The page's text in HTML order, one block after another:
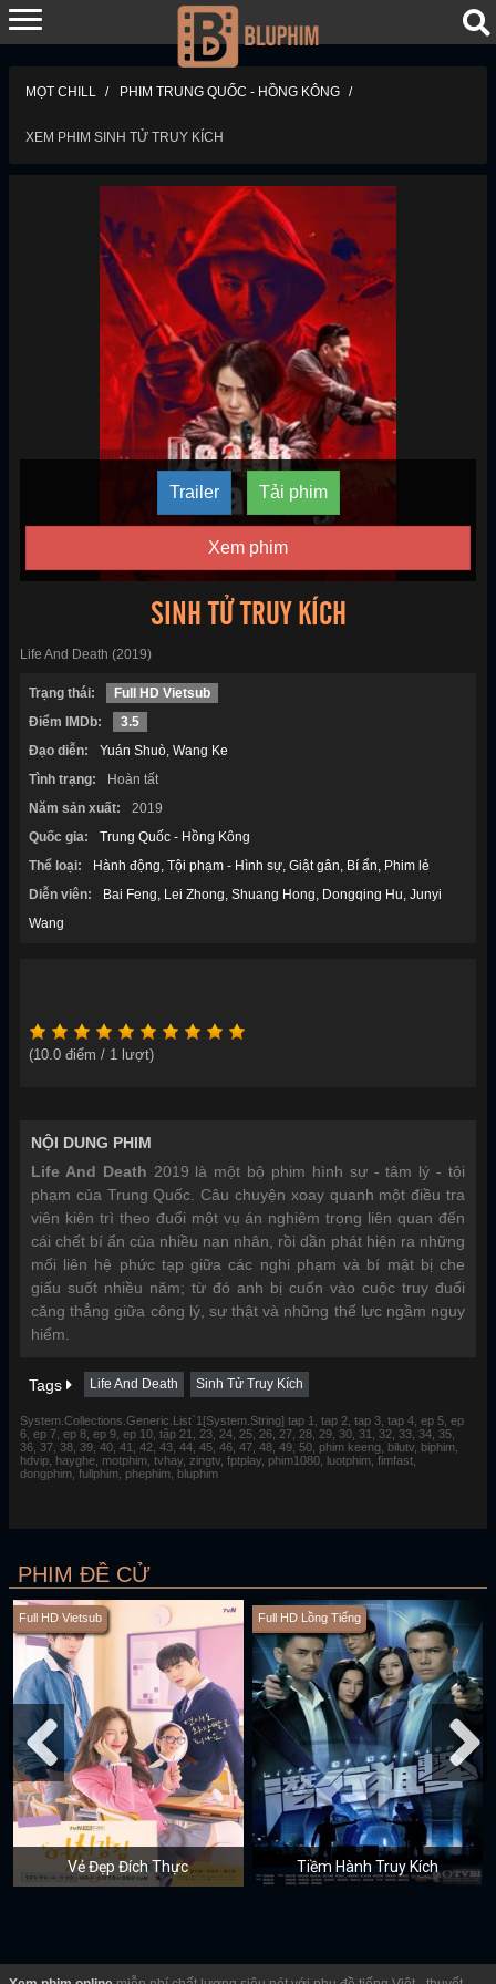
MỌT CHILL PHIM TRUNG QUỐC - HỒNG KÔNG
XEM PHIM SINH TỬ TRUY KÍCH
Trailer Tải phim
Xem phim
SINH TỬ TRUY KÍCH
Life And Death (2019)
Trạng thái:
Full HD Vietsub
Điểm IMDb:
3.5
Đạo diễn:
Yuán Shuò Wang Ke
Tình trạng:
Hoàn tất
Năm sản xuất:
2019
Quốc gia:
Trung Quốc - Hồng Kông
Thể loại:
Hành động Tội phạm - Hình sự Giật gân Bí ẩn
Phim lẻ
Diễn viên:
Bai Feng Lei Zhong Shuang Hong Dongqing Hu Junyi
Wang
(10.0 điểm / 1 lượt)
NỘI DUNG PHIM
Life And Death 2019 là một bộ phim hình sự - tâm lý - tội
phạm của Trung Quốc. Câu chuyện xoay quanh một điều tra
viên kiên trì theo đuổi một vụ án nghiêm trọng liên quan đến
cái chết bí ẩn của nhiều nạn nhân, rồi dần phát hiện ra những
mối liên hệ phức tạp giữa các nghi phạm và bí mật bị che
giấu suốt nhiều năm; từ đó anh bị cuốn vào cuộc truy đuổi
căng thẳng giữa công lý, sự thật và những thế lực ngầm nguy
hiểm.
Tags Life And Death Sinh Tử Truy Kích
System.Collections.Generic.List`1[System.String] tap 1, tap 2, tap 3, tap 4, ep 5, ep
6, ep 7, ep 8, ep 9, ep 10, tập 21, 23, 24, 25, 26, 27, 28, 29, 30, 31, 32, 33, 34, 35,
36, 37, 38, 39, 40, 41, 42, 43, 44, 45, 46, 47, 48, 49, 50, phim keeng, bilutv, biphim,
hdvip, hayghe, motphim, tvhay, zingtv, fptplay, phim1080, luotphim, fimfast,
dongphim, fullphim, phephim, bluphim
PHIM ĐỀ CỬ
Full HD Vietsub
Vẻ Đẹp Đích Thực
Full HD Lồng Tiếng
Tiềm Hành Truy Kích